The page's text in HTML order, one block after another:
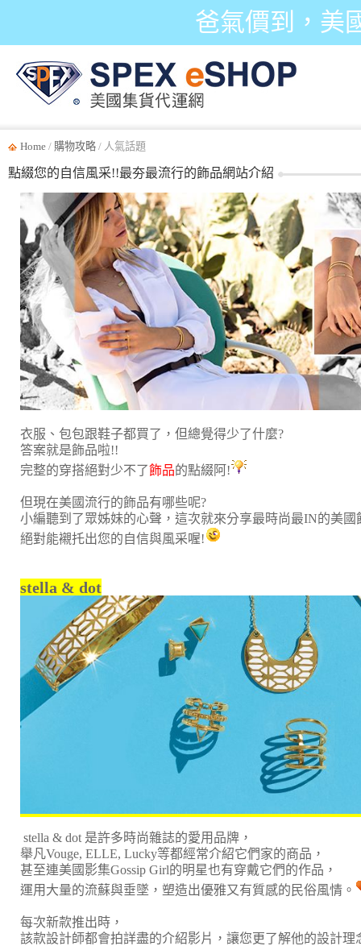
爸氣價到，美
Home / 購物攻略 / 人氣話題
點綴您的自信風采!!最夯最流行的飾品網站介紹
衣服、包包跟鞋子都買了，但總覺得少了什麼?
答案就是飾品啦!!
完整的穿搭絕對少不了飾品的點綴阿!
但現在美國流行的飾品有哪些呢?
小編聽到了眾姊妹的心聲，這次就來分享最時尚最IN的美國
絕對能襯托出您的自信與風采喔!
stella & dot
stella & dot 是許多時尚雜誌的愛用品牌，
舉凡Vouge, ELLE, Lucky等都經常介紹它們家的商品，
甚至連美國影集Gossip Girl的明星也有穿戴它們的作品，
運用大量的流蘇與垂墜，塑造出優雅又有質感的民俗風情。
每次新款推出時，
該款設計師都會拍詳盡的介紹影片，讓您更了解他的設計理